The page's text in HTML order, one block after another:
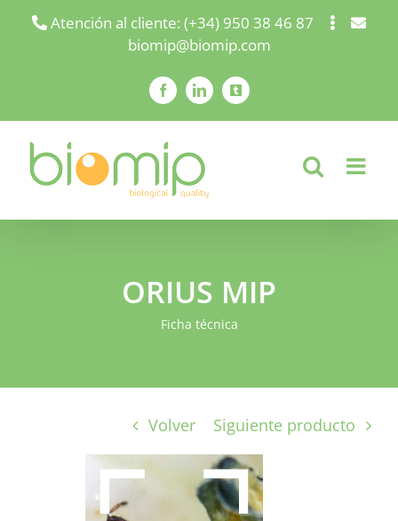
Saltar
Atención al cliente: (+34) 950 38 46 87
biomip@biomip.com
FacebookLinkedIn
X
ORIUS MIP
Ficha técnica
Volver Siguiente producto